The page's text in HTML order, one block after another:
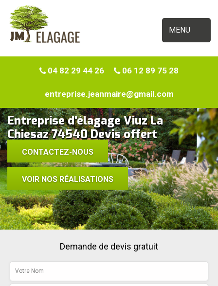
MENU
04 82 29 44 26 06 12 89 75 28
entreprise.jeanmaire@gmail.com
Entreprise d'élagage Viuz La
Chiesaz 74540 Devis offert
CONTACTEZ-NOUS
VOIR NOS RÉALISATIONS
Demande de devis gratuit